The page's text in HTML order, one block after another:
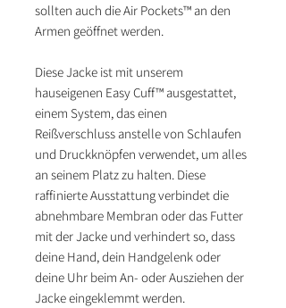
sollten auch die Air Pockets™ an den
Armen geöffnet werden.
Diese Jacke ist mit unserem
hauseigenen Easy Cuff™ ausgestattet,
einem System, das einen
Reißverschluss anstelle von Schlaufen
und Druckknöpfen verwendet, um alles
an seinem Platz zu halten. Diese
raffinierte Ausstattung verbindet die
abnehmbare Membran oder das Futter
mit der Jacke und verhindert so, dass
deine Hand, dein Handgelenk oder
deine Uhr beim An- oder Ausziehen der
Jacke eingeklemmt werden.